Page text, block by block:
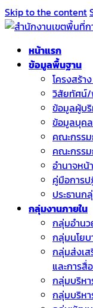
Skip to the content
หน้าแรก
ข้อมูลพื้นฐาน
โครงสร้า
วิสัยทัศน์
ข้อมูลผู้บ
ข้อมูลบุค
คณะกรร
คณะกรรม
อำนาจหน้
คู่มือการ
ประธานก
กลุ่มงานภายใน
กลุ่มอำนว
กลุ่มนโยบ
กลุ่มส่งเส
และการสื่
กลุ่มบริหา
กลุ่มบริห